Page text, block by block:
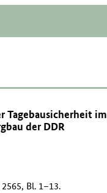
Tagebausicherheit im
der DDR
2565, Bl. 1–13.